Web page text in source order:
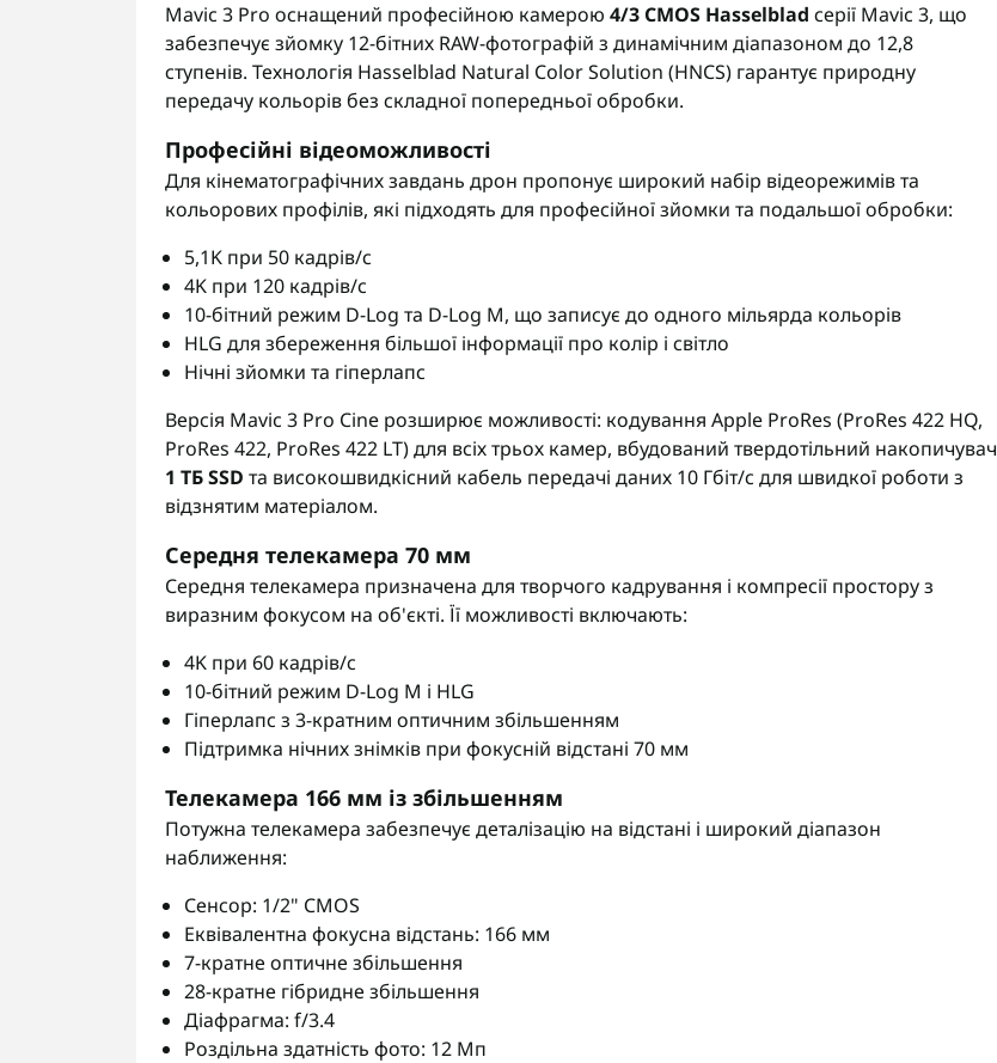
Mavic 3 Pro оснащений професійною камерою 4/3 CMOS Hasselblad серії Mavic 3, що
забезпечує зйомку 12-бітних RAW-фотографій з динамічним діапазоном до 12,8
ступенів. Технологія Hasselblad Natural Color Solution (HNCS) гарантує природну
передачу кольорів без складної попередньої обробки.
Професійні відеоможливості
Для кінематографічних завдань дрон пропонує широкий набір відеорежимів та
кольорових профілів, які підходять для професійної зйомки та подальшої обробки:
5,1K при 50 кадрів/с
4K при 120 кадрів/с
10-бітний режим D-Log та D-Log M, що записує до одного мільярда кольорів
HLG для збереження більшої інформації про колір і світло
Нічні зйомки та гіперлапс
Версія Mavic 3 Pro Cine розширює можливості: кодування Apple ProRes (ProRes 422 HQ,
ProRes 422, ProRes 422 LT) для всіх трьох камер, вбудований твердотільний накопичувач
1 ТБ SSD та високошвидкісний кабель передачі даних 10 Гбіт/с для швидкої роботи з
відзнятим матеріалом.
Середня телекамера 70 мм
Середня телекамера призначена для творчого кадрування і компресії простору з
виразним фокусом на об'єкті. Її можливості включають:
4K при 60 кадрів/с
10-бітний режим D-Log M і HLG
Гіперлапс з 3-кратним оптичним збільшенням
Підтримка нічних знімків при фокусній відстані 70 мм
Телекамера 166 мм із збільшенням
Потужна телекамера забезпечує деталізацію на відстані і широкий діапазон
наближення:
Сенсор: 1/2" CMOS
Еквівалентна фокусна відстань: 166 мм
7-кратне оптичне збільшення
28-кратне гібридне збільшення
Діафрагма: f/3.4
Роздільна здатність фото: 12 Мп